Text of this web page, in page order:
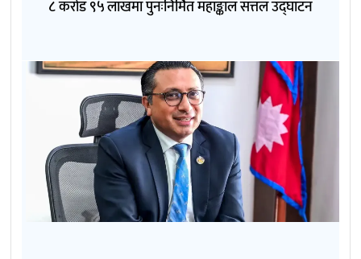
८ करोड ९५ लाखमा पुनःनिर्मित महाङ्काल सत्तल उद्घाटन